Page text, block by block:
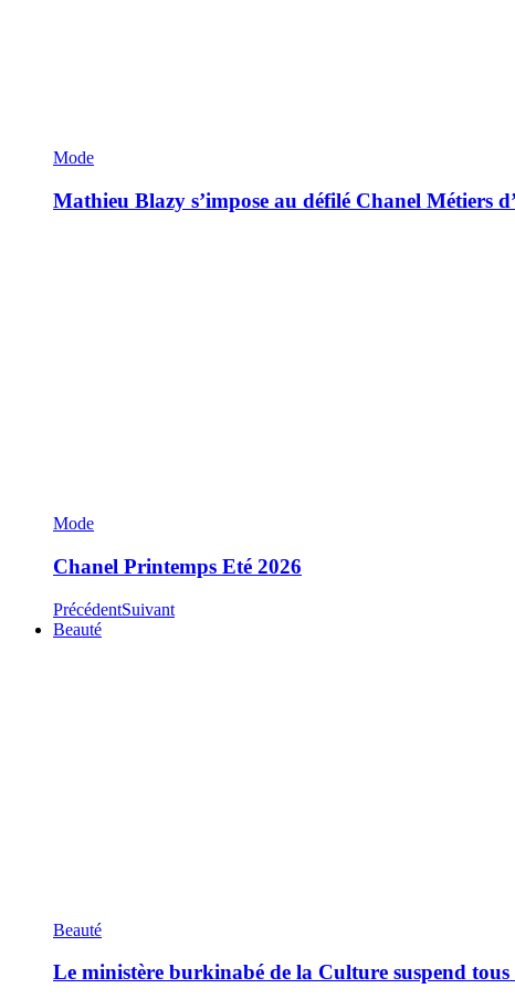
Mode
Mathieu Blazy s’impose au défilé Chanel Métiers
Mode
Chanel Printemps Eté 2026
PrécédentSuivant
Beauté
Beauté
Le ministère burkinabé de la Culture suspend